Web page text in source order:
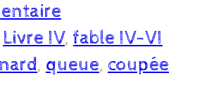
Livre IV, fable IV-VI
, queue, coupée